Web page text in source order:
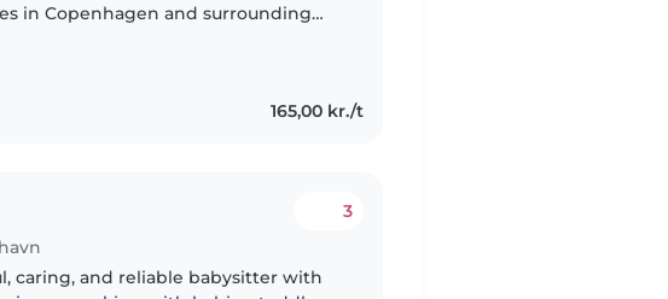
in Copenhagen and surrounding
165,00 kr./t
3
caring, and reliable babysitter with